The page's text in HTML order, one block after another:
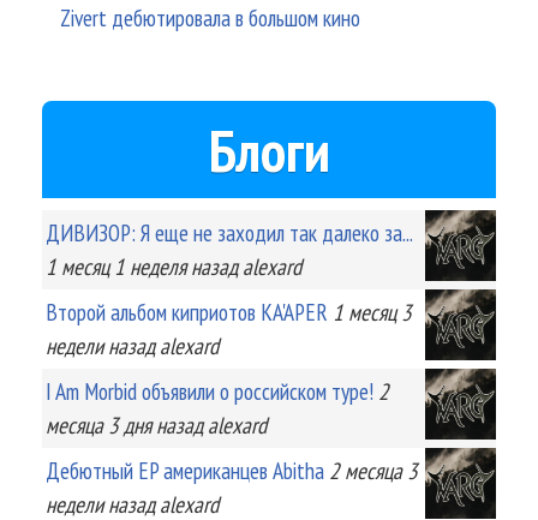
Zivert дебютировала в большом кино
Блоги
ДИВИЗОР: Я еще не заходил так далеко за...
1 месяц 1 неделяназад alexard
Второй альбом киприотов KA'APER 1 месяц 3
неделиназад alexard
I Am Morbid объявили о российском туре! 2
месяца 3 дняназад alexard
Дебютный EP американцев Abitha 2 месяца 3
неделиназад alexard